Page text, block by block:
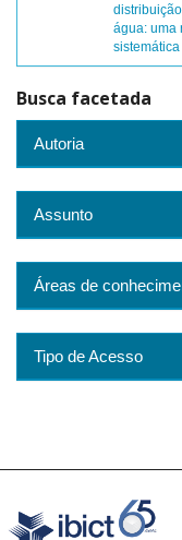
água: uma
Busca facetada
Autoria
Assunto
Áreas de
Tipo de Acesso